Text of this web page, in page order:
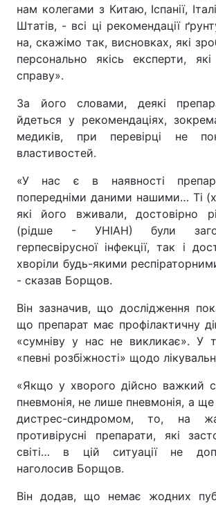
нам колегами з Китаю, Іспанії,
Штатів, - всі ці рекомендації
на, скажімо так, висновках, які
персонально якісь експерти,
справу».
За його словами, деякі
йдеться у рекомендаціях,
медиків, при перевірці не
властивостей.
«У нас є в наявності
попередніми даними нашими… Ті
які його вживали, достовірно
(рідше - УНІАН) були
герпесвірусної інфекції, так і
хворіли будь-якими
- сказав Борщов.
Він зазначив, що дослідження
що препарат має профілактичну
«сумніву у нас не викликає». У
«певні розбіжності» щодо
«Якщо у хворого дійсно важкий
пневмонія, не лише пневмонія, а
дистрес-синдромом, то, на
противірусні препарати, які
світі… в цій ситуації не
наголосив Борщов.
Він додав, що немає жодних